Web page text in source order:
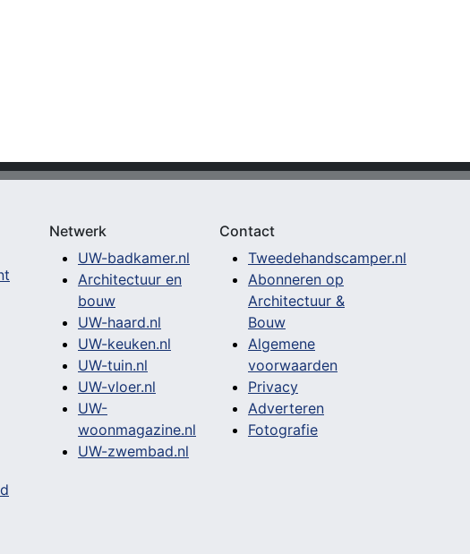
Netwerk
UW-badkamer.nl
Architectuur en
bouw
UW-haard.nl
UW-keuken.nl
UW-tuin.nl
UW-vloer.nl
UW-
woonmagazine.nl
UW-zwembad.nl
Contact
Tweedehandscamper.nl
Abonneren op
Architectuur &
Bouw
Algemene
voorwaarden
Privacy
Adverteren
Fotografie